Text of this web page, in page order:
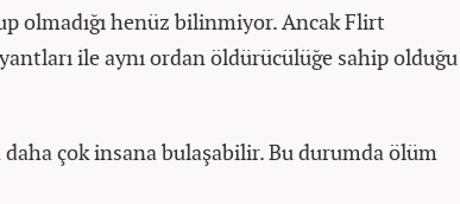
olmadığı henüz bilinmiyor. Ancak Flirt
ile aynı ordan öldürücülüğe sahip olduğu
çok insana bulaşabilir. Bu durumda ölüm